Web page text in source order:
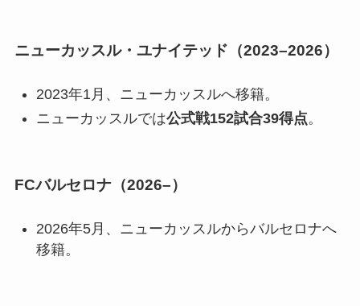
ニューカッスル・ユナイテッド（2023–2026）
2023年1月、ニューカッスルへ移籍。
ニューカッスルでは公式戦152試合39得点。
FCバルセロナ（2026–）
2026年5月、ニューカッスルからバルセロナへ
移籍。